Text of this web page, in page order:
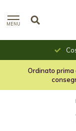
MENU
Ordinato prima